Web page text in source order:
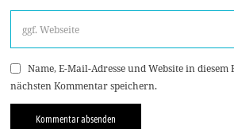
Name, E-Mail-Adresse und Website in
nächsten Kommentar speichern.